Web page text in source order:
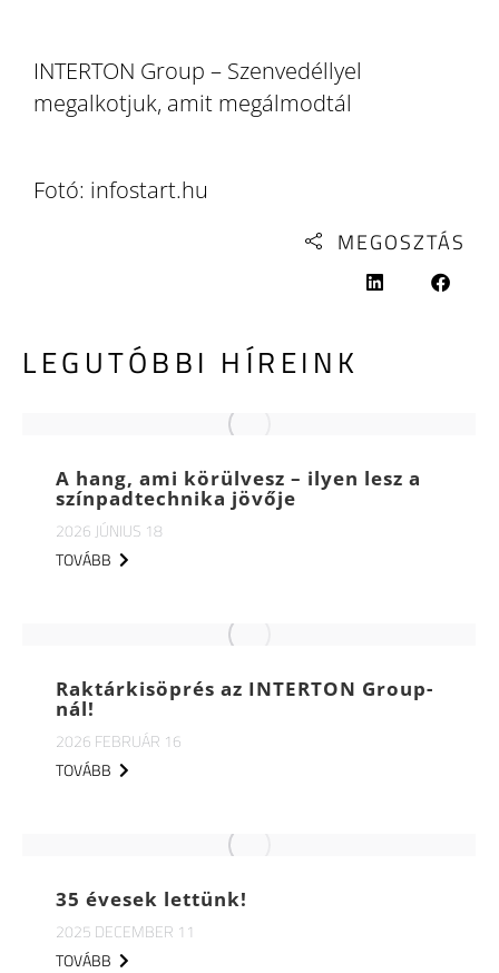
INTERTON Group – Szenvedéllyel
megalkotjuk, amit megálmodtál
Fotó: infostart.hu
MEGOSZTÁS
LEGUTÓBBI HÍREINK
A hang, ami körülvesz – ilyen lesz a
színpadtechnika jövője
2026 JÚNIUS 18
TOVÁBB
Raktárkisöprés az INTERTON Group-
nál!
2026 FEBRUÁR 16
TOVÁBB
35 évesek lettünk!
2025 DECEMBER 11
TOVÁBB